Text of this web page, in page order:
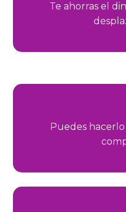
Te ahorras el
Puedes